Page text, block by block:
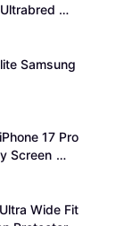
Samsung
17 Pro
Screen
Wide Fit